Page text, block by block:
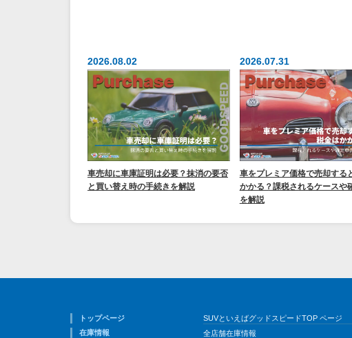
2026.08.02
車売却に車庫証明は必要？抹消の要否
と買い替え時の手続きを解説
2026.07.31
車をプレミア価格で売却する
かかる？課税されるケースや
を解説
トップページ
SUVといえばグッドスピードTOP ページ
在庫情報
全店舗在庫情報